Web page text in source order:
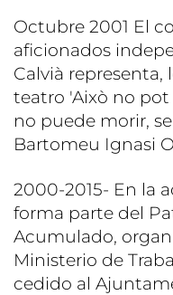
Octubre 2001 El
aficionados
Calvià representa,
teatro 'Això no
no puede morir,
Bartomeu Ignasi
2000-2015- En la
forma parte del
Acumulado,
Ministerio de
cedido al